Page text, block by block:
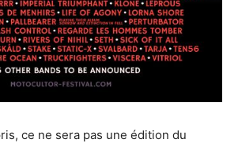
ce ne sera pas une édition du